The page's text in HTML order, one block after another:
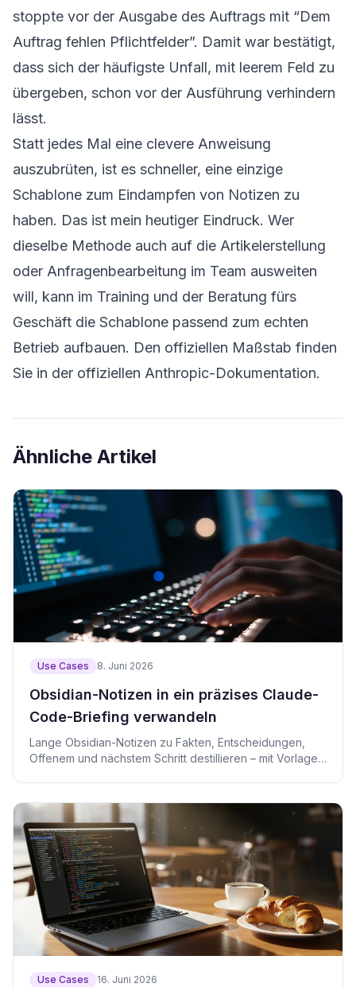
stoppte vor der Ausgabe des Auftrags mit “Dem
Auftrag fehlen Pflichtfelder”. Damit war bestätigt,
dass sich der häufigste Unfall, mit leerem Feld zu
übergeben, schon vor der Ausführung verhindern
lässt.
Statt jedes Mal eine clevere Anweisung
auszubrüten, ist es schneller, eine einzige
Schablone zum Eindampfen von Notizen zu
haben. Das ist mein heutiger Eindruck. Wer
dieselbe Methode auch auf die Artikelerstellung
oder Anfragenbearbeitung im Team ausweiten
will, kann im Training und der Beratung fürs
Geschäft die Schablone passend zum echten
Betrieb aufbauen. Den offiziellen Maßstab finden
Sie in der offiziellen Anthropic-Dokumentation.
Ähnliche Artikel
Use Cases 8. Juni 2026
Obsidian-Notizen in ein präzises Claude-
Code-Briefing verwandeln
Lange Obsidian-Notizen zu Fakten, Entscheidungen,
Offenem und nächstem Schritt destillieren – mit Vorlage
Use Cases 16. Juni 2026